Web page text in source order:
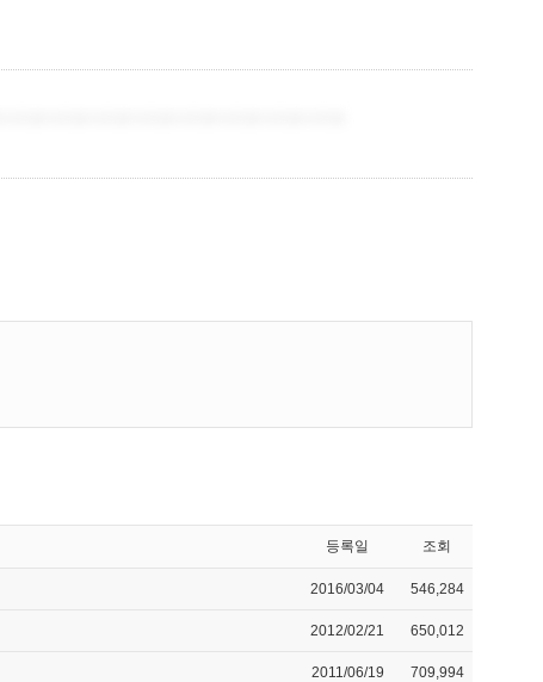
등록일 조회
2016/03/04 546,284
2012/02/21 650,012
2011/06/19 709,994